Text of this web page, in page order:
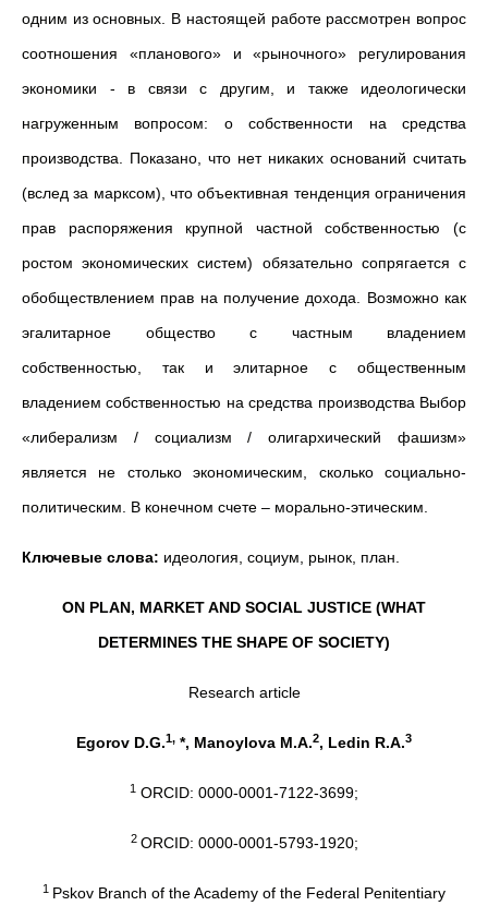
одним из основных. В настоящей работе рассмотрен вопрос
соотношения «планового» и «рыночного» регулирования
экономики - в связи с другим, и также идеологически
нагруженным вопросом: о собственности на средства
производства. Показано, что нет никаких оснований считать
(вслед за марксом), что объективная тенденция ограничения
прав распоряжения крупной частной собственностью (с
ростом экономических систем) обязательно сопрягается с
обобществлением прав на получение дохода. Возможно как
эгалитарное общество с частным владением
собственностью, так и элитарное с общественным
владением собственностью на средства производства Выбор
«либерализм / социализм / олигархический фашизм»
является не столько экономическим, сколько социально-
политическим. В конечном счете – морально-этическим.
Ключевые слова: идеология, социум, рынок, план.
ON PLAN, MARKET AND SOCIAL JUSTICE (WHAT
DETERMINES THE SHAPE OF SOCIETY)
Research article
Egorov D.G.1, *, Manoylova M.A.2, Ledin R.A.3
1 ORCID: 0000-0001-7122-3699;
2 ORCID: 0000-0001-5793-1920;
1 Pskov Branch of the Academy of the Federal Penitentiary